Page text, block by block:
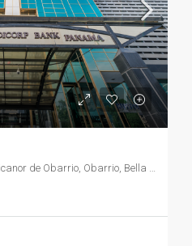
Edificio Inteligente, Avenida Nicanor de Obarrio, Obarrio, Bella Vista, Distrito de Panamá, Provincia de Panamá, 0816, Panamá